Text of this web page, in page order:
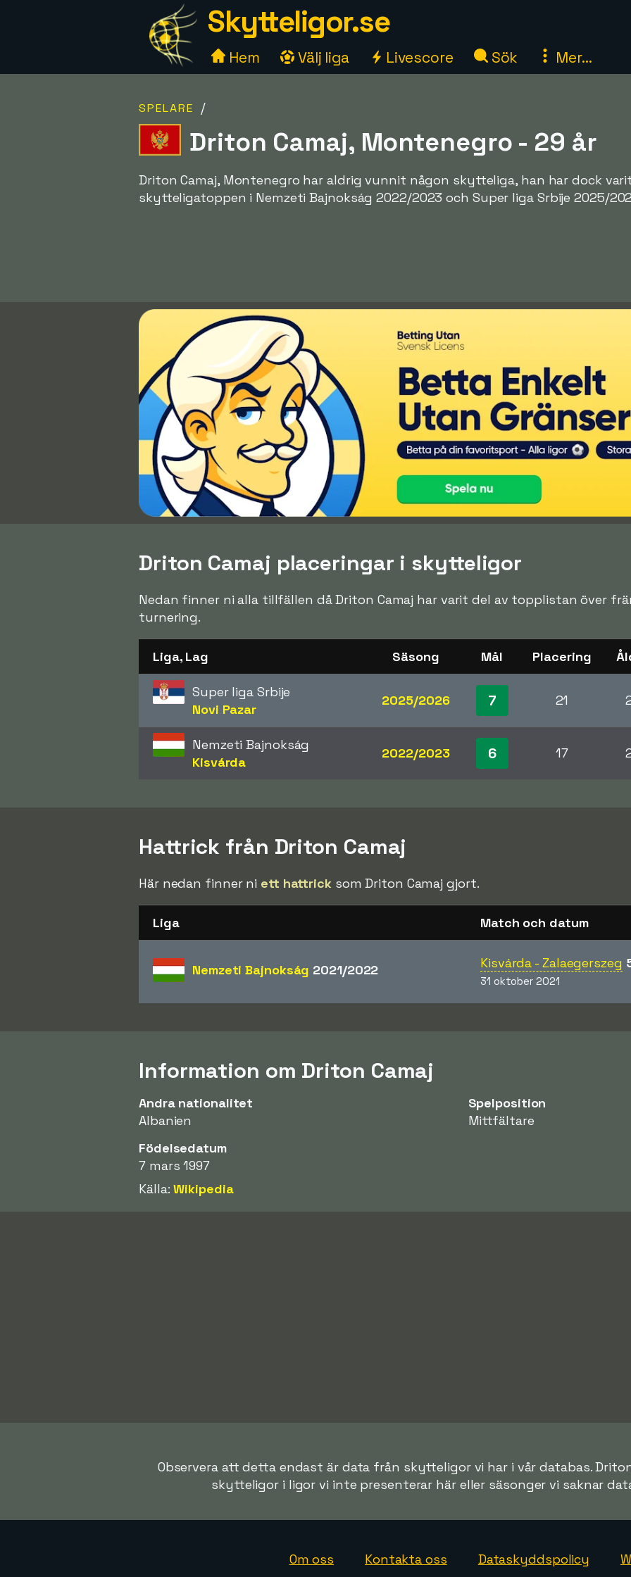
Skytteligor.se
Hem Välj liga Livescore Sök Mer...
SPELARE /
Driton Camaj, Montenegro - 29 år
Driton Camaj, Montenegro har aldrig vunnit någon skytteliga, han har dock
skytteligatoppen i Nemzeti Bajnokság 2022/2023 och Super liga Srbije 2025/
Driton Camaj placeringar i skytteligor
Nedan finner ni alla tillfällen då Driton Camaj har varit del av topplistan över
turnering.
Liga, Lag Säsong Mål Placering
Super liga Srbije
Novi Pazar
2025/2026 7 21
Nemzeti Bajnokság
Kisvárda
2022/2023 6 17
Hattrick från Driton Camaj
Här nedan finner ni ett hattrick som Driton Camaj gjort.
Liga Match och datum
Nemzeti Bajnokság 2021/2022 Kisvárda - Zalaegerszeg
31 oktober 2021
Information om Driton Camaj
Andra nationalitet
Albanien
Spelposition
Mittfältare
Födelsedatum
7 mars 1997
Källa:Wikipedia
Observera att detta endast är data från skytteligor vi har i vår databas.
skytteligor i ligor vi inte presenterar här eller säsonger vi saknar
Om oss Kontakta oss Dataskyddspolicy